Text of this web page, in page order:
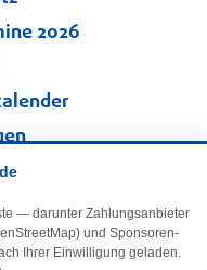
2026
— darunter Zahlungsanbieter
und Sponsoren-
Ihrer Einwilligung geladen.